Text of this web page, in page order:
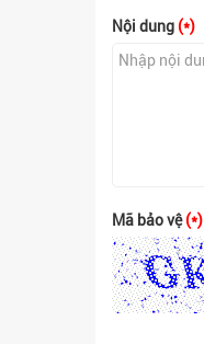
Nội dung (*)
Mã bảo vệ(*)